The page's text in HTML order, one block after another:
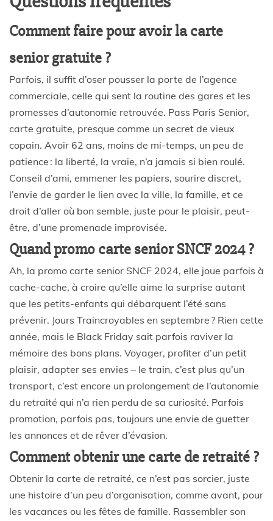
Comment faire pour avoir la carte
senior gratuite ?
Parfois, il suffit d’oser pousser la porte de l’agence
commerciale, celle qui sent la routine des gares et les
promesses d’autonomie retrouvée. Pass Paris Senior,
carte gratuite, presque comme un secret de vieux
copain. Avoir 62 ans, moins de mi-temps, un peu de
patience : la liberté, la vraie, n’a jamais si bien roulé.
Conseil d’ami, emmener les papiers, sourire discret,
l’envie de garder le lien avec la ville, la famille, et ce
droit d’aller où bon semble, juste pour le plaisir, peut-
être, d’une promenade improvisée.
Quand promo carte senior SNCF 2024 ?
Ah, la promo carte senior SNCF 2024, elle joue parfois à
cache-cache, à croire qu’elle aime la surprise autant
que les petits-enfants qui débarquent l’été sans
prévenir. Jours Traincroyables en septembre ? Rien cette
année, mais le Black Friday sait parfois raviver la
mémoire des bons plans. Voyager, profiter d’un petit
plaisir, adapter ses envies – le train, c’est plus qu’un
transport, c’est encore un prolongement de l’autonomie
du retraité qui n’a rien perdu de sa curiosité. Parfois
promotion, parfois pas, toujours une envie de guetter
les annonces et de rêver d’évasion.
Comment obtenir une carte de retraité ?
Obtenir la carte de retraité, ce n’est pas sorcier, juste
une histoire d’un peu d’organisation, comme avant, pour
les vacances ou les fêtes de famille. Rassembler son